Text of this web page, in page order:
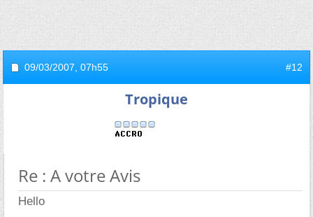
09/03/2007, 07h55 #12
Tropique
Re : A votre Avis
Hello